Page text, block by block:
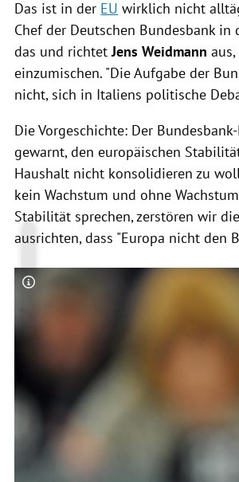
Das ist in der EU wirklich nicht
Chef der Deutschen Bundesbankin
das und richtetJens Weidmann
einzumischen. "Die Aufgabe der
nicht, sich in Italiens politische
Die Vorgeschichte: Der
gewarnt, den europäischen
Haushalt nicht konsolidieren zu
kein Wachstum und ohne
Stabilität sprechen, zerstören wir
ausrichten, dass "Europa nicht den
Copyright-Hinweis öffnen/schließen